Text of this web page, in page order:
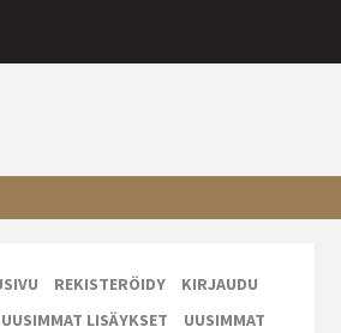
REKISTERÖIDY
KIRJAUDU
UUSIMMAT LISÄYKSET
UUSIMMAT